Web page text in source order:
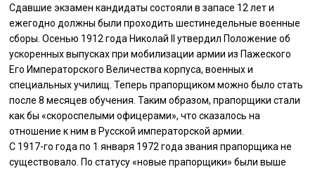
Сдавшие экзамен кандидаты состояли в запасе 12 лет и
ежегодно должны были проходить шестинедельные военные
сборы. Осенью 1912 года Николай II утвердил Положение об
ускоренных выпусках при мобилизации армии из Пажеского
Его Императорского Величества корпуса, военных и
специальных училищ. Теперь прапорщиком можно было стать
после 8 месяцев обучения. Таким образом, прапорщики стали
как бы «скороспелыми офицерами», что сказалось на
отношение к ним в Русской императорской армии.
С 1917-го года по 1 января 1972 года звания прапорщика не
существовало. По статусу «новые прапорщики» были выше